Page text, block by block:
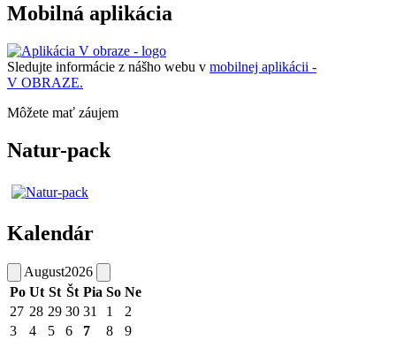
Mobilná aplikácia
Sledujte informácie z nášho webu v mobilnej aplikácii -
V OBRAZE.
Môžete mať záujem
Natur-pack
Kalendár
August2026
Po Ut St Št Pia So Ne
27 28 29 30 31 1
2
3
4 5 6 7 8
9